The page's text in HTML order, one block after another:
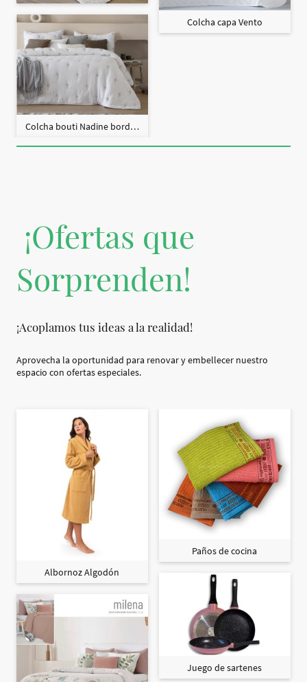
Colcha bouti Nadine bordado + fundas cojín
Colcha capa Vento
¡Ofertas que
Sorprenden!
¡Acoplamos tus ideas a la realidad!
Aprovecha la oportunidad para renovar y embellecer nuestro
espacio con ofertas especiales.
Albornoz Algodón
Paños de cocina
Juego de sartenes